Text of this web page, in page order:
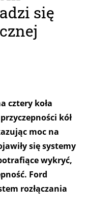
się
cztery koła
kół
moc na
się systemy
wykryć,
Ford
rozłączania